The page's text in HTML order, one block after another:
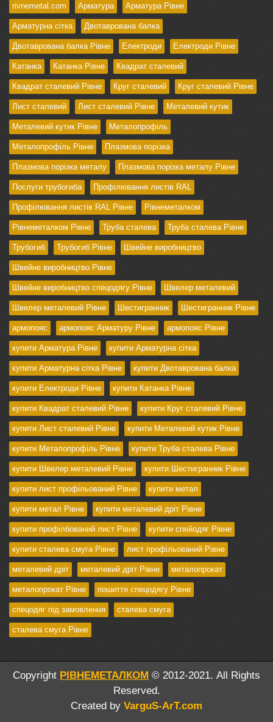
rivnemetal.com Арматура Арматура Рівне
Арматурна сітка Двотаврована балка
Двотаврована балка Рівне Електроди Електроди Рівне
Катанка Катанка Рівне Квадрат сталевий
Квадрат сталевий Рівне Круг сталевий Круг сталевий Рівне
Лист сталевий Лист сталевий Рівне Металевий кутик
Металевий кутик Рівне Металопрофіль
Металопрофіль Рівне Плазмова порізка
Плазмова порізка металу Плазмова порізка металу Рівне
Послуги трубогиба Профілювання листів RAL
Профілювання листів RAL Рівне Рівнеметалком
Рівнеметалком Рівне Труба сталева Труба сталева Рівне
Трубогиб Трубогиб Рівне Швейне виробництво
Швейне виробництво Рівне
Швейне виробництво спецодягу Рівне Швелер металевий
Швелер металевий Рівне Шестигранник Шестигранник Рівне
армопояс армопояс Арматуру Рівне армопояс Рівне
купити Арматура Рівне купити Арматурна сітка
купити Арматурна сітка Рівне купити Двотаврована балка
купити Електроди Рівне купити Катанка Рівне
купити Квадрат сталевий Рівне купити Круг сталевий Рівне
купити Лист сталевий Рівне купити Металевий кутик Рівне
купити Металопрофіль Рівне купити Труба сталева Рівне
купити Швелер металевий Рівне купити Шестигранник Рівне
купити лист профільований Рівне купити метал
купити метал Рівне купити металевий дріт Рівне
купити профілбований лист Рівне купити спейодяг Рівне
купити сталева смуга Рівне лист профільований Рівне
металевий дріт металевий дріт Рівне металопрокат
металопрокат Рівне пошиття спецодягу Рівне
спецодяг під замовлення сталева смуга
сталева смуга Рівне
Copyright РІВНЕМЕТАЛКОМ © 2012-2021. All Rights
Reserved.
Created by VarguS-ArT.com